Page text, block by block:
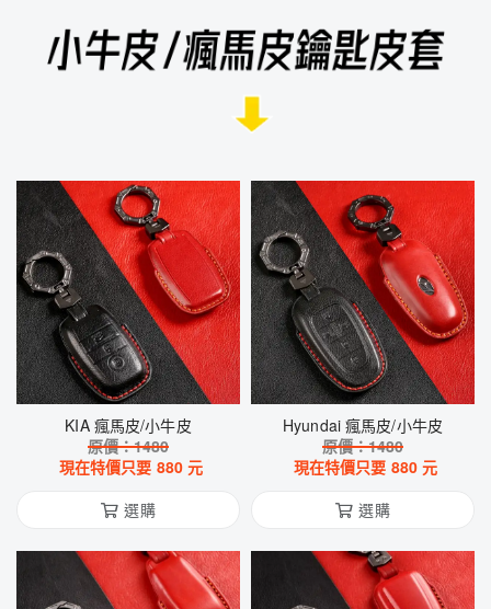
KIA 瘋馬皮/小牛皮
原價：1480
現在特價只要 880 元
選購
Hyundai 瘋馬皮/小牛皮
原價：1480
現在特價只要 880 元
選購